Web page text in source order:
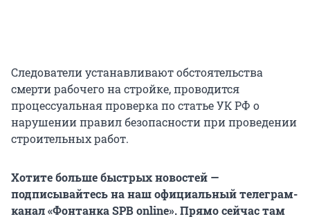
Следователи устанавливают обстоятельства
смерти рабочего на стройке, проводится
процессуальная проверка по статье УК РФ о
нарушении правил безопасности при проведении
строительных работ.
Хотите больше быстрых новостей —
подписывайтесь на наш официальный телеграм-
канал «Фонтанка SPB online». Прямо сейчас там